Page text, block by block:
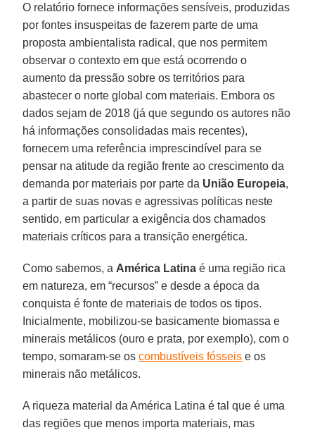
O relatório fornece informações sensíveis, produzidas
por fontes insuspeitas de fazerem parte de uma
proposta ambientalista radical, que nos permitem
observar o contexto em que está ocorrendo o
aumento da pressão sobre os territórios para
abastecer o norte global com materiais. Embora os
dados sejam de 2018 (já que segundo os autores não
há informações consolidadas mais recentes),
fornecem uma referência imprescindível para se
pensar na atitude da região frente ao crescimento da
demanda por materiais por parte da União Europeia,
a partir de suas novas e agressivas políticas neste
sentido, em particular a exigência dos chamados
materiais críticos para a transição energética.
Como sabemos, a América Latina é uma região rica
em natureza, em “recursos” e desde a época da
conquista é fonte de materiais de todos os tipos.
Inicialmente, mobilizou-se basicamente biomassa e
minerais metálicos (ouro e prata, por exemplo), com o
tempo, somaram-se oscombustíveis fósseis e os
minerais não metálicos.
A riqueza material da América Latina é tal que é uma
das regiões que menos importa materiais, mas